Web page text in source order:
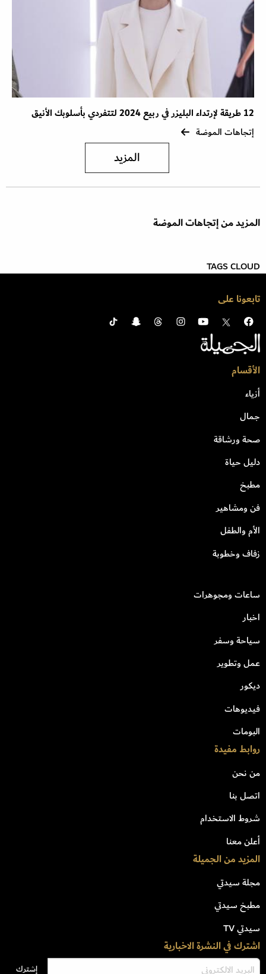
12 طريقة لإرتداء البليزر في ربيع 2024 لتتفردي بأسلوبك الأنيق
إتجاهات الموضة
المزيد
المزيد من إتجاهات الموضة
TAGS CLOUD
تابعونا على
الأقسام
أزياء
جمال
صحة ورشاقة
دليل حياة
مطبخ
فن ومشاهير
الأم والطفل
زفاف وخطوبة
ساعات ومجوهرات
اخبار
سياحة وسفر
عمل وتطوير
ديكور
فيديوهات
البومات
روابط مفيدة
من نحن
اتصل بنا
شروط الاستخدام
أعلن معنا
المزيد من الجميلة
مجلة سيدتي
مطبخ سيدتي
سيدتي TV
اشترك في النشرة الاخبارية